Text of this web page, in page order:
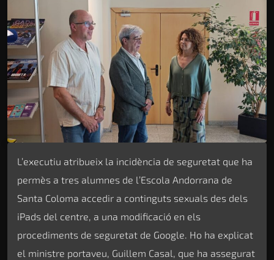
L’executiu atribueix la incidència de seguretat que ha
permès a tres alumnes de l’Escola Andorrana de
Santa Coloma accedir a continguts sexuals des dels
iPads del centre, a una modificació en els
procediments de seguretat de Google. Ho ha explicat
el ministre portaveu, Guillem Casal, que ha assegurat